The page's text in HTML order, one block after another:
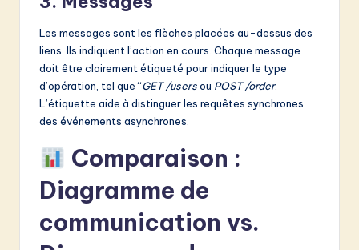
Les messages sont les flèches placées au-dessus des
liens. Ils indiquent l’action en cours. Chaque message
doit être clairement étiqueté pour indiquer le type
d’opération, tel que “GET /usersou POST /order.
L’étiquette aide à distinguer les requêtes synchrones
des événements asynchrones.
Comparaison :
Diagramme de
communication vs.